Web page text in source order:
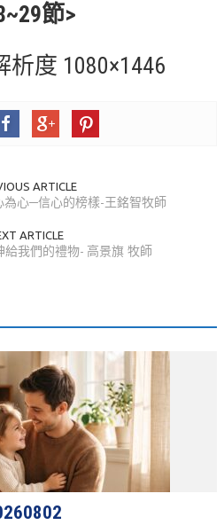
節>
析度 1080×1446
ARTICLE
心─信心的榜樣-王銘智牧師
ARTICLE
我們的禮物- 高景旗 牧師